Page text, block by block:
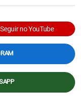
Seguir no YouTube